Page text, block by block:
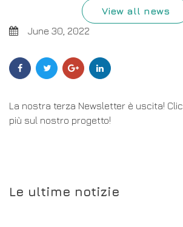
View all news
June 30, 2022
Social
Sharing
Share
to
Share
to
Share
to
Share
to
La nostra terza Newsletter è uscita! Clic
più sul nostro progetto!
Le ultime notizie